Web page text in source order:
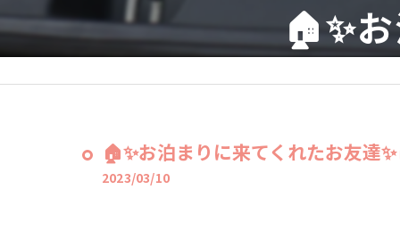
🏠✨️
🏠✨️お泊まりに来てくれたお友達
2023/03/10